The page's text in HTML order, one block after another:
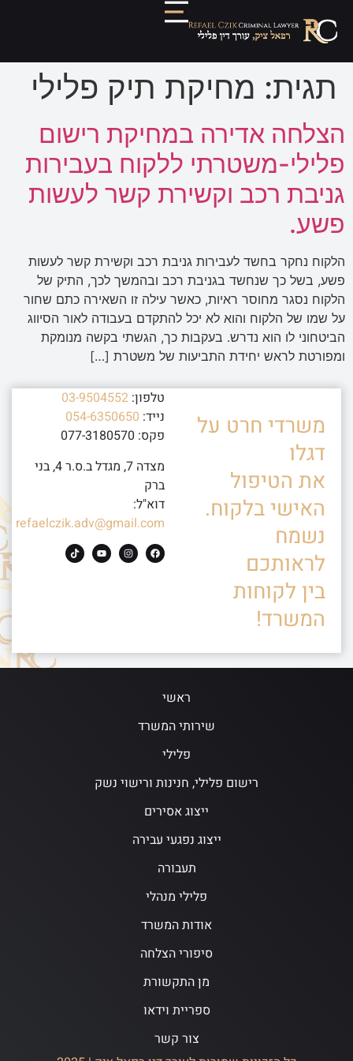
תגית: מחיקת תיק פלילי
הצלחה אדירה במחיקת רישום
פלילי-משטרתי ללקוח בעבירות
גניבת רכב וקשירת קשר לעשות
פשע.
הלקוח נחקר בחשד לעבירות גניבת רכב וקשירת קשר לעשות
פשע, בשל כך שנחשד בגניבת רכב ובהמשך לכך, התיק של
הלקוח נסגר מחוסר ראיות, כאשר עילה זו השאירה כתם שחור
על שמו של הלקוח והוא לא יכל להתקדם בעבודה לאור הסיווג
הביטחוני לו הוא נדרש. בעקבות כך, הגשתי בקשה מנומקת
ומפורטת לראש יחידת התביעות של משטרת […]
משרדי חרט על
דגלו
את הטיפול
האישי בלקוח.
נשמח
לראותכם
בין לקוחות
המשרד!
טלפון: 03-9504552
נייד: 054-6350650
פקס: 077-3180570
מצדה 7, מגדל ב.ס.ר 4, בני
ברק
דוא"ל:
refaelczik.adv@gmail.com
ראשי
שירותי המשרד
פלילי
רישום פלילי, חנינות ורישוי נשק
ייצוג אסירים
ייצוג נפגעי עבירה
תעבורה
פלילי מנהלי
אודות המשרד
סיפורי הצלחה
מן התקשורת
ספריית וידאו
צור קשר